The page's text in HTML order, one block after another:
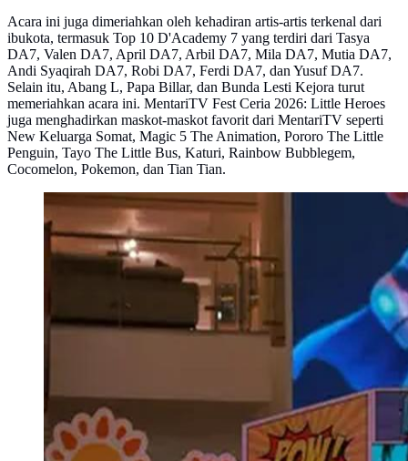
Acara ini juga dimeriahkan oleh kehadiran artis-artis terkenal dari
ibukota, termasuk Top 10 D'Academy 7 yang terdiri dari Tasya
DA7, Valen DA7, April DA7, Arbil DA7, Mila DA7, Mutia DA7,
Andi Syaqirah DA7, Robi DA7, Ferdi DA7, dan Yusuf DA7.
Selain itu, Abang L, Papa Billar, dan Bunda Lesti Kejora turut
memeriahkan acara ini. MentariTV Fest Ceria 2026: Little Heroes
juga menghadirkan maskot-maskot favorit dari MentariTV seperti
New Keluarga Somat, Magic 5 The Animation, Pororo The Little
Penguin, Tayo The Little Bus, Katuri, Rainbow Bubblegem,
Cocomelon, Pokemon, dan Tian Tian.